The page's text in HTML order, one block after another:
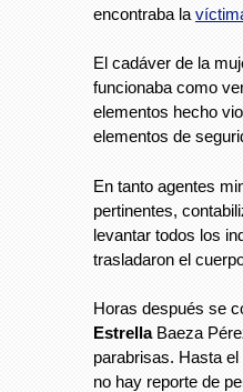
encontraba la
El cadáver de la
funcionaba como
elementos hecho
elementos de
En tanto agentes
pertinentes,
levantar todos los
trasladaron el
Horas después se
EstrellaBaeza
parabrisas. Hasta
no hay reporte de